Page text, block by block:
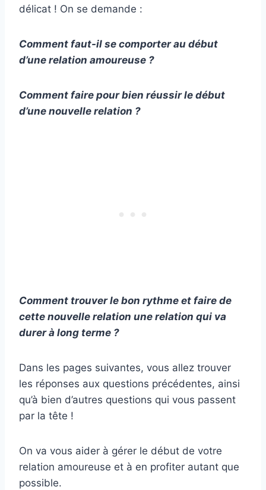
délicat ! On se demande :
Comment faut-il se comporter au début
d’une relation amoureuse ?
Comment faire pour bien réussir le début
d’une nouvelle relation ?
Comment trouver le bon rythme et faire de
cette nouvelle relation une relation qui va
durer à long terme ?
Dans les pages suivantes, vous allez trouver
les réponses aux questions précédentes, ainsi
qu’à bien d’autres questions qui vous passent
par la tête !
On va vous aider à gérer le début de votre
relation amoureuse et à en profiter autant que
possible.